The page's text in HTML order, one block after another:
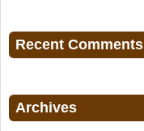
Recent Comments
Archives